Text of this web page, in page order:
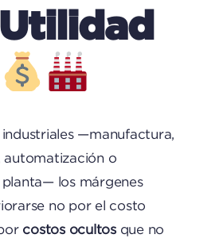
—manufactura,
automatización o
planta— los márgenes
no por el costo
costos ocultosque no